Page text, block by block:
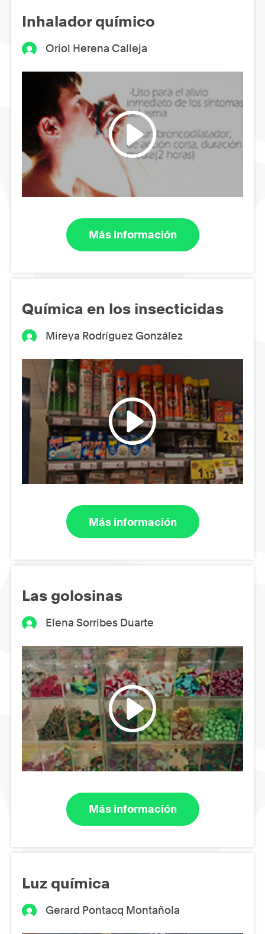
Inhalador químico
Oriol Herena Calleja
Más información
Química en los insecticidas
Mireya Rodríguez González
Más información
Las golosinas
Elena Sorribes Duarte
Más información
Luz química
Gerard Pontacq Montañola